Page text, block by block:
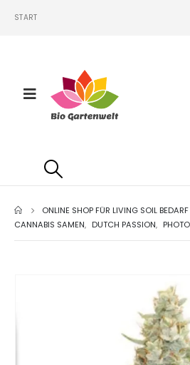
START
ONLINE SHOP FÜR LIVING SOIL
CANNABIS SAMEN, DUTCH PASSION,